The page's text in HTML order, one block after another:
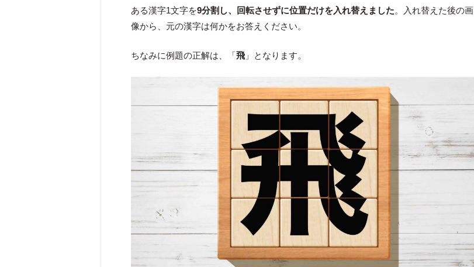
ある漢字1文字を9分割し、回転させずに位置だけを入れ替えました。入れ替えた後の画
像から、元の漢字は何かをお答えください。
ちなみに例題の正解は、「飛 」となります。